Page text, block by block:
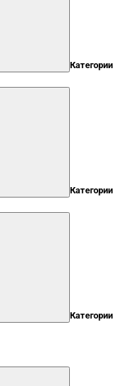
Категории
Категории
Категории